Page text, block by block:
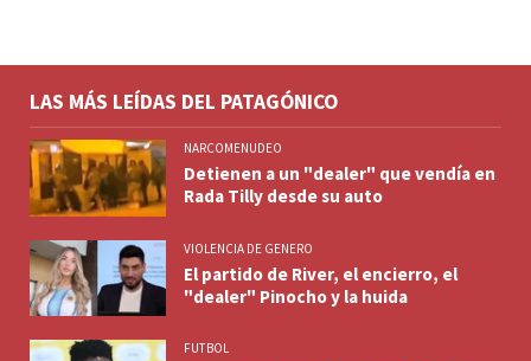
LAS MÁS LEÍDAS DEL PATAGÓNICO
NARCOMENUDEO
Detienen a un "dealer" que vendía en
Rada Tilly desde su auto
VIOLENCIA DE GENERO
El partido de River, el encierro, el
"dealer" Pinocho y la huida
FUTBOL